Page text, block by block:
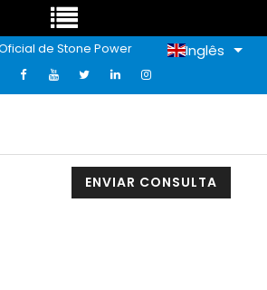
de Stone Power Inglês
ENVIAR CONSULTA